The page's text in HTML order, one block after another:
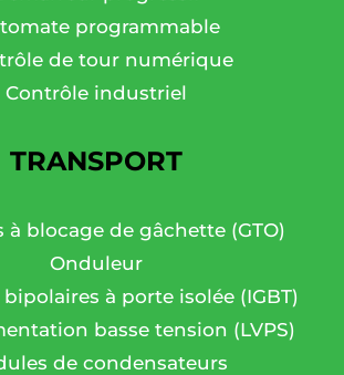
programmable
de tour numérique
Contrôle industriel
TRANSPORT
à blocage de gâchette (GTO)
Onduleur
à porte isolée (IGBT)
basse tension (LVPS)
de condensateurs